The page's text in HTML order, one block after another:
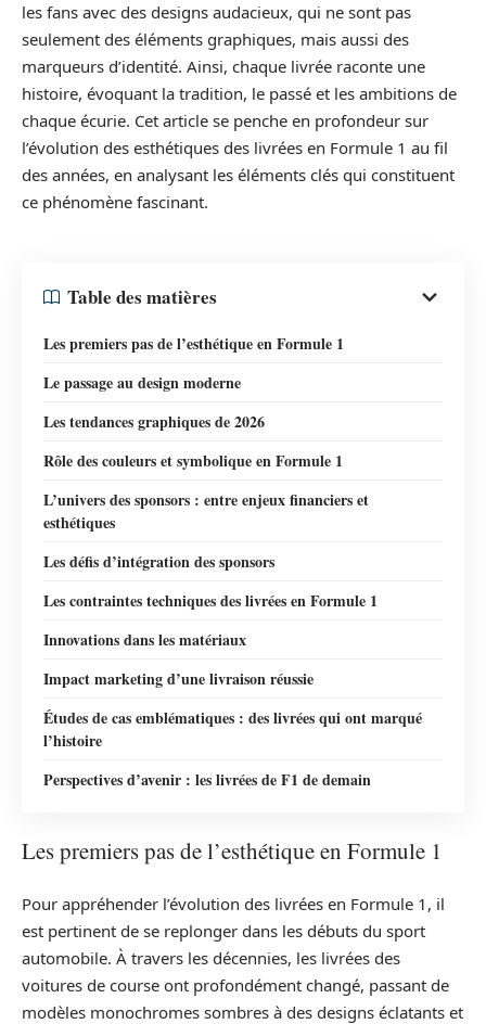
les fans avec des designs audacieux, qui ne sont pas
seulement des éléments graphiques, mais aussi des
marqueurs d’identité. Ainsi, chaque livrée raconte une
histoire, évoquant la tradition, le passé et les ambitions de
chaque écurie. Cet article se penche en profondeur sur
l’évolution des esthétiques des livrées en Formule 1 au fil
des années, en analysant les éléments clés qui constituent
ce phénomène fascinant.
Table des matières
Les premiers pas de l’esthétique en Formule 1
Le passage au design moderne
Les tendances graphiques de 2026
Rôle des couleurs et symbolique en Formule 1
L’univers des sponsors : entre enjeux financiers et
esthétiques
Les défis d’intégration des sponsors
Les contraintes techniques des livrées en Formule 1
Innovations dans les matériaux
Impact marketing d’une livraison réussie
Études de cas emblématiques : des livrées qui ont marqué
l’histoire
Perspectives d’avenir : les livrées de F1 de demain
Les premiers pas de l’esthétique en Formule 1
Pour appréhender l’évolution des livrées en Formule 1, il
est pertinent de se replonger dans les débuts du sport
automobile. À travers les décennies, les livrées des
voitures de course ont profondément changé, passant de
modèles monochromes sombres à des designs éclatants et